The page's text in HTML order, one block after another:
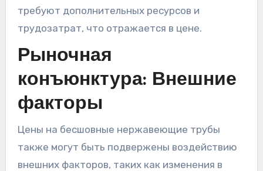
требуют дополнительных ресурсов и
трудозатрат, что отражается в цене.
Рыночная
конъюнктура: Внешние
факторы
Цены на бесшовные нержавеющие трубы
также могут быть подвержены воздействию
внешних факторов, таких как изменения в